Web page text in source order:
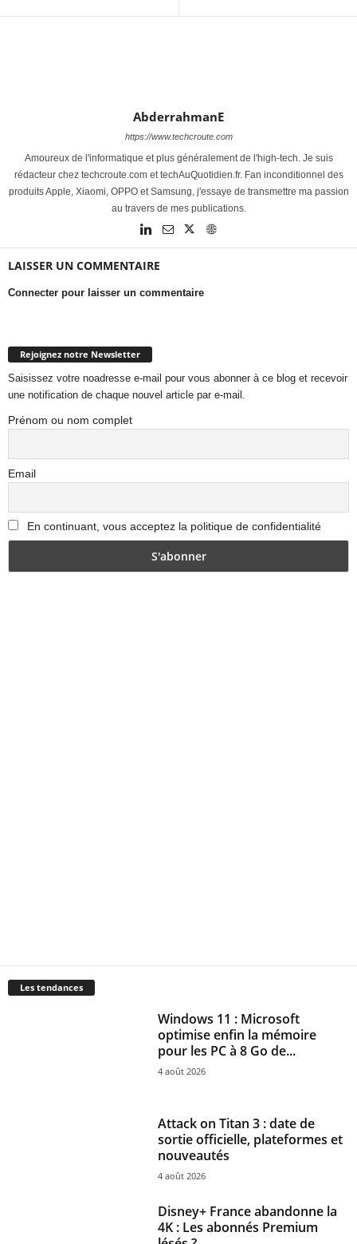
AbderrahmanE
https://www.techcroute.com
Amoureux de l'informatique et plus généralement de l'high-tech. Je suis
rédacteur chez techcroute.com et techAuQuotidien.fr. Fan inconditionnel des
produits Apple, Xiaomi, OPPO et Samsung, j'essaye de transmettre ma passion
au travers de mes publications.
LAISSER UN COMMENTAIRE
Connecter pour laisser un commentaire
Rejoignez notre Newsletter
Saisissez votre noadresse e-mail pour vous abonner à ce blog et recevoir
une notification de chaque nouvel article par e-mail.
Prénom ou nom complet
Email
En continuant, vous acceptez la politique de confidentialité
Les tendances
Windows 11 : Microsoft
optimise enfin la mémoire
pour les PC à 8 Go de...
4 août 2026
Attack on Titan 3 : date de
sortie officielle, plateformes et
nouveautés
4 août 2026
Disney+ France abandonne la
4K : Les abonnés Premium